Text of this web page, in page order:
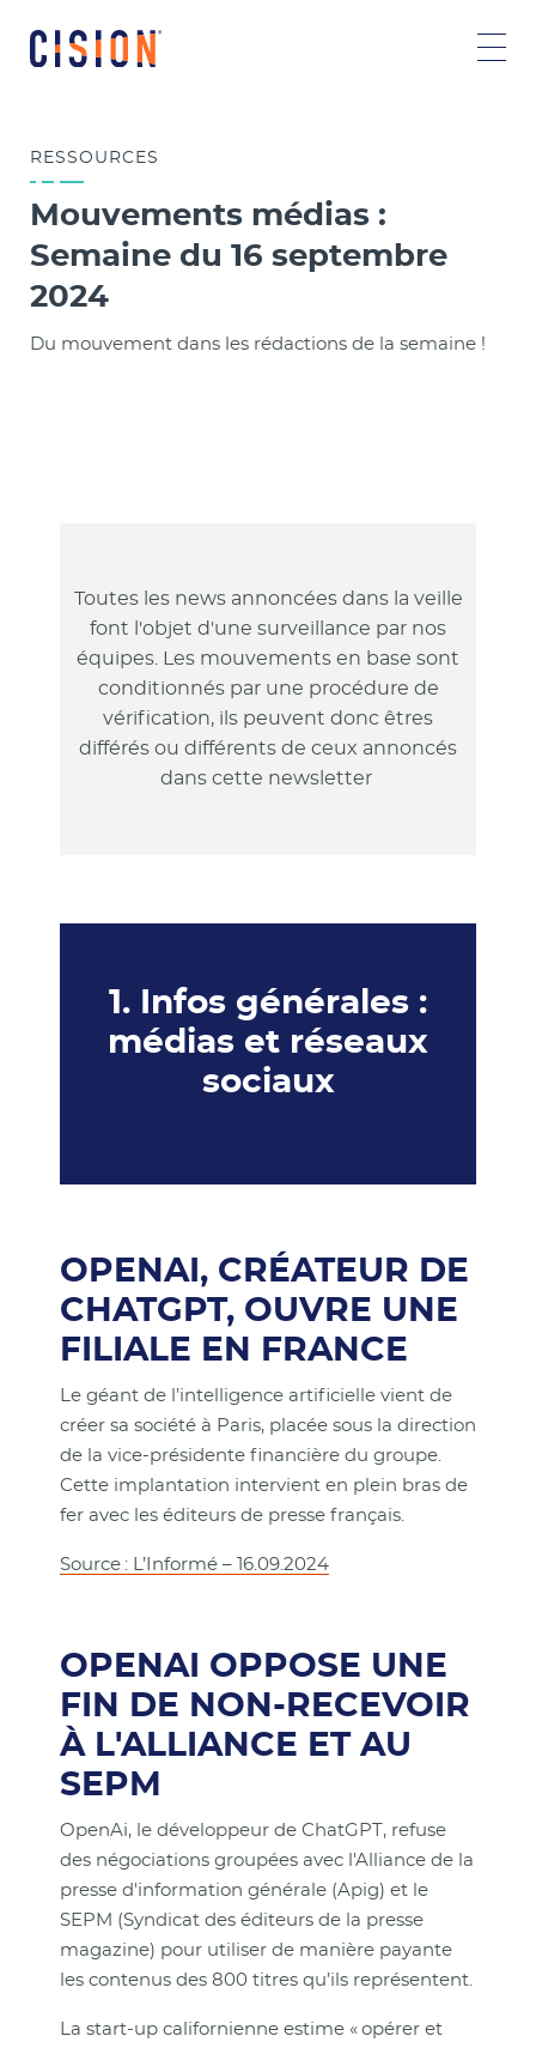
RESSOURCES
Mouvements médias :
Semaine du 16 septembre
2024
Du mouvement dans les rédactions de la semaine !
Toutes les news annoncées dans la veille
font l'objet d'une surveillance par nos
équipes. Les mouvements en base sont
conditionnés par une procédure de
vérification, ils peuvent donc êtres
différés ou différents de ceux annoncés
dans cette newsletter
1. Infos générales :
médias et réseaux
sociaux
OPENAI, CRÉATEUR DE
CHATGPT, OUVRE UNE
FILIALE EN FRANCE
Le géant de l’intelligence artificielle vient de
créer sa société à Paris, placée sous la direction
de la vice-présidente financière du groupe.
Cette implantation intervient en plein bras de
fer avec les éditeurs de presse français.
Source : L’Informé – 16.09.2024
OPENAI OPPOSE UNE
FIN DE NON-RECEVOIR
À L'ALLIANCE ET AU
SEPM
OpenAi, le développeur de ChatGPT, refuse
des négociations groupées avec l'Alliance de la
presse d'information générale (Apig) et le
SEPM (Syndicat des éditeurs de la presse
magazine) pour utiliser de manière payante
les contenus des 800 titres qu’ils représentent.
La start-up californienne estime « opérer et